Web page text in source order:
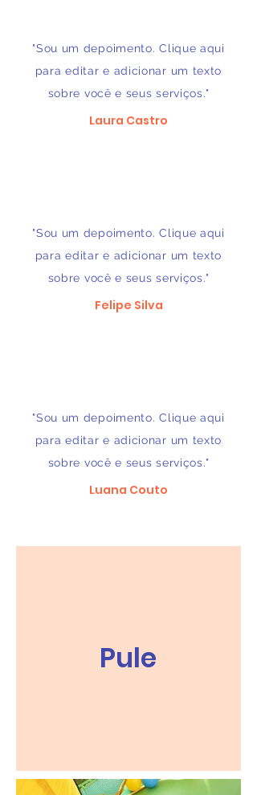
"Sou um depoimento. Clique aqui
para editar e adicionar um texto
sobre você e seus serviços."
Laura Castro
"Sou um depoimento. Clique aqui
para editar e adicionar um texto
sobre você e seus serviços."
Felipe Silva
"Sou um depoimento. Clique aqui
para editar e adicionar um texto
sobre você e seus serviços."
Luana Couto
Pule